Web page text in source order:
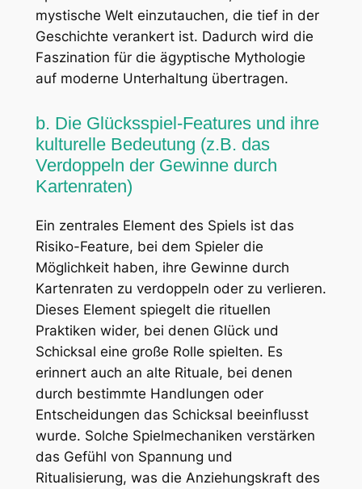
mystische Welt einzutauchen, die tief in der
Geschichte verankert ist. Dadurch wird die
Faszination für die ägyptische Mythologie
auf moderne Unterhaltung übertragen.
b. Die Glücksspiel-Features und ihre
kulturelle Bedeutung (z.B. das
Verdoppeln der Gewinne durch
Kartenraten)
Ein zentrales Element des Spiels ist das
Risiko-Feature, bei dem Spieler die
Möglichkeit haben, ihre Gewinne durch
Kartenraten zu verdoppeln oder zu verlieren.
Dieses Element spiegelt die rituellen
Praktiken wider, bei denen Glück und
Schicksal eine große Rolle spielten. Es
erinnert auch an alte Rituale, bei denen
durch bestimmte Handlungen oder
Entscheidungen das Schicksal beeinflusst
wurde. Solche Spielmechaniken verstärken
das Gefühl von Spannung und
Ritualisierung, was die Anziehungskraft des